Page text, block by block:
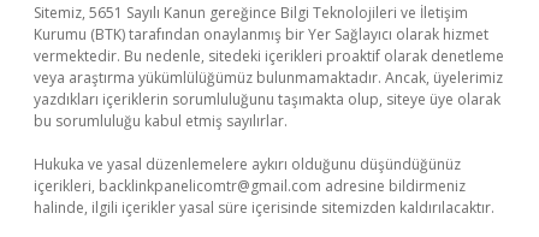
Sitemiz, 5651 Sayılı Kanun gereğince Bilgi Teknolojileri ve İletişim
Kurumu (BTK) tarafından onaylanmış bir Yer Sağlayıcı olarak hizmet
vermektedir. Bu nedenle, sitedeki içerikleri proaktif olarak denetleme
veya araştırma yükümlülüğümüz bulunmamaktadır. Ancak, üyelerimiz
yazdıkları içeriklerin sorumluluğunu taşımakta olup, siteye üye olarak
bu sorumluluğu kabul etmiş sayılırlar.
Hukuka ve yasal düzenlemelere aykırı olduğunu düşündüğünüz
içerikleri, backlinkpanelicomtr@gmail.com adresine bildirmeniz
halinde, ilgili içerikler yasal süre içerisinde sitemizden kaldırılacaktır.